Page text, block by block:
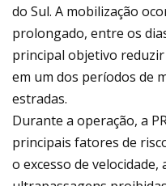
do Sul. A mobilização
prolongado, entre os
principal objetivo
em um dos períodos de
estradas.
Durante a operação, a
principais fatores de
o excesso de